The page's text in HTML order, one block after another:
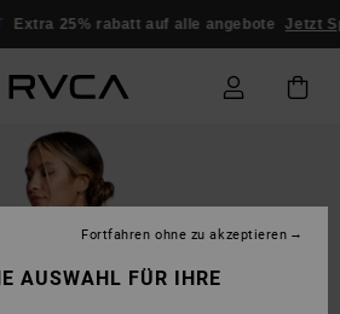
Extra 25% rabatt auf alle angebote Jetzt
AUSWAHL FÜR IHRE
Fortfahren ohne zu akzeptieren